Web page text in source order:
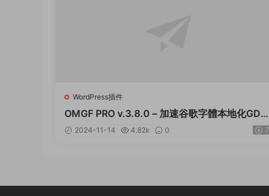
WordPress插件
OMGF PRO v.3.8.0 – 加速谷歌字體本地化GDP
R優化 破解版插件下載
2024-11-14 4.82k 0 7